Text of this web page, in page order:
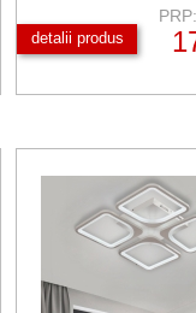
detalii produs